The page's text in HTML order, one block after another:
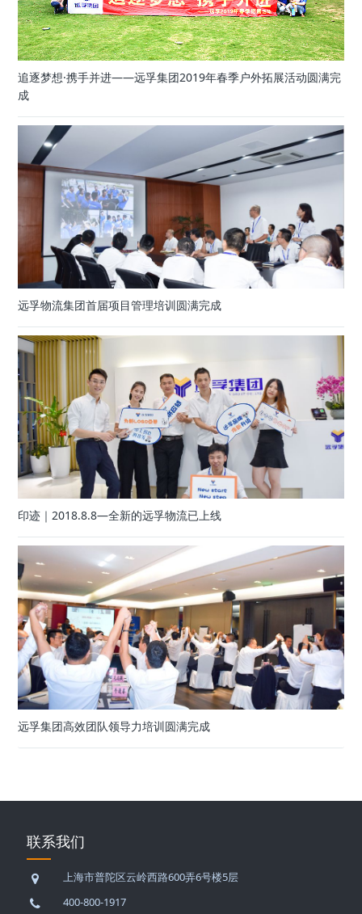
追逐梦想·携手并进——远孚集团2019年春季户外拓展活动圆满完
成
远孚物流集团首届项目管理培训圆满完成
印迹｜2018.8.8—全新的远孚物流已上线
远孚集团高效团队领导力培训圆满完成
联系我们
上海市普陀区云岭西路600弄6号楼5层
400-800-1917